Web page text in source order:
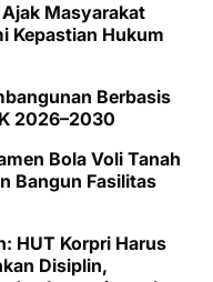
Masyarakat
Kepastian Hukum
Berbasis
2026–2030
Bola Voli Tanah
Bangun Fasilitas
HUT Korpri Harus
Disiplin,